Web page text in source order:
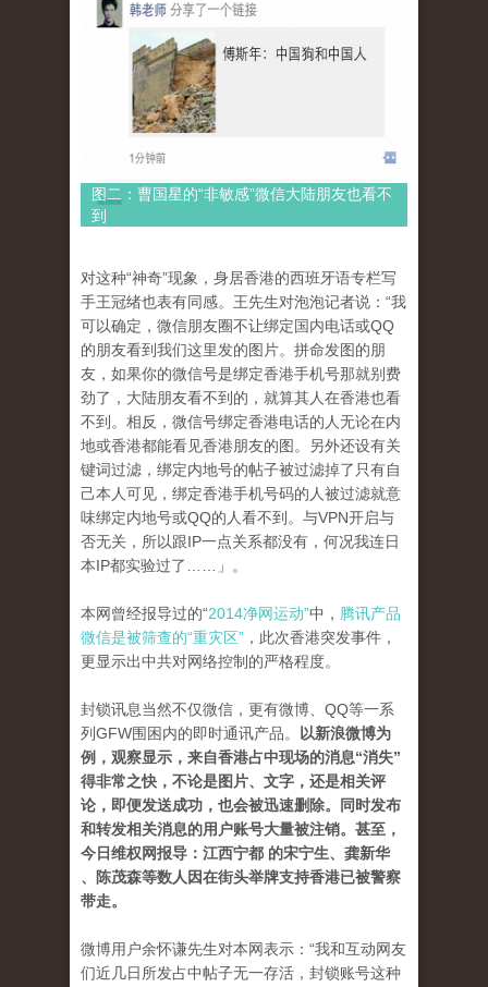
图二：曹国星的“非敏感”微信大陆朋友也看不
到
对这种“神奇”现象，身居香港的西班牙语专栏写
手王冠绪也表有同感。王先生对泡泡记者说：“我
可以确定，微信朋友圈不让绑定国内电话或QQ
的朋友看到我们这里发的图片。拼命发图的朋
友，如果你的微信号是绑定香港手机号那就别费
劲了，大陆朋友看不到的，就算其人在香港也看
不到。相反，微信号绑定香港电话的人无论在内
地或香港都能看见香港朋友的图。另外还设有关
键词过滤，绑定内地号的帖子被过滤掉了只有自
己本人可见，绑定香港手机号码的人被过滤就意
味绑定内地号或QQ的人看不到。与VPN开启与
否无关，所以跟IP一点关系都没有，何况我连日
本IP都实验过了……」。
本网曾经报导过的“2014净网运动”中， 腾讯产品
微信是被筛查的“重灾区” ，此次香港突发事件，
更显示出中共对网络控制的严格程度。
封锁讯息当然不仅微信，更有微博、QQ等一系
列GFW围困内的即时通讯产品。
以新浪微博为
例，观察显示，来自香港占中现场的消息“消失”
得非常之快，不论是图片、文字，还是相关评
论，即便发送成功，也会被迅速删除。同时发布
和转发相关消息的用户账号大量被注销。甚至，
今日维权网报导：江西宁都 的宋宁生、龚新华
、陈茂森等数人因在街头举牌支持香港已被警察
带走。
微博用户余怀谦先生对本网表示：“我和互动网友
们近几日所发占中帖子无一存活，封锁账号这种